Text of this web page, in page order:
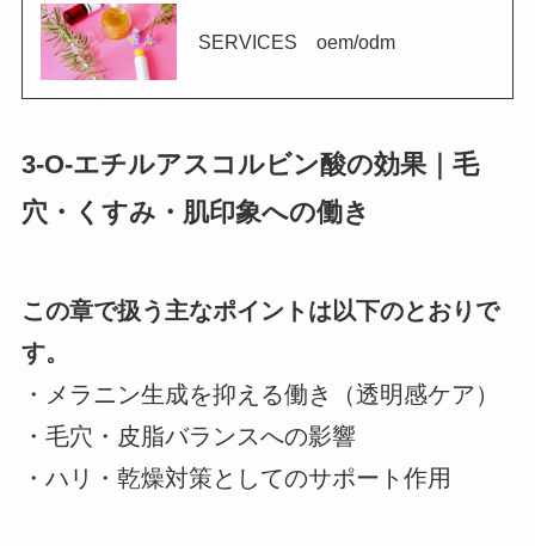
SERVICES oem/odm
3-O-エチルアスコルビン酸の効果｜毛
穴・くすみ・肌印象への働き
この章で扱う主なポイントは以下のとおりで
す。
・メラニン生成を抑える働き（透明感ケア）
・毛穴・皮脂バランスへの影響
・ハリ・乾燥対策としてのサポート作用